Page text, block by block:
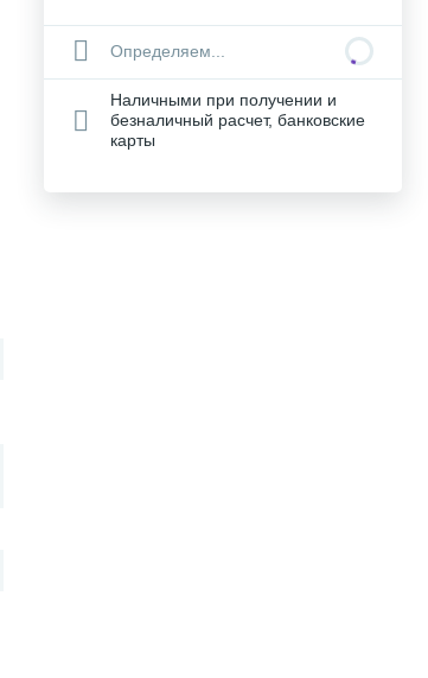
Определяем...
Наличными при получении и
безналичный расчет, банковские
карты